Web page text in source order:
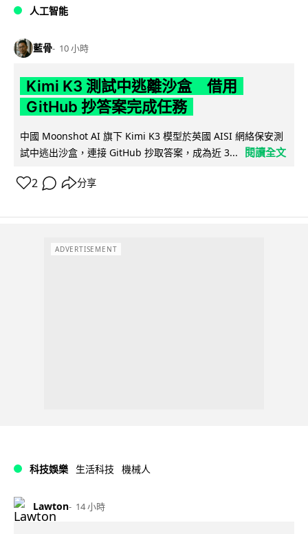
人工智能
藍骨 10 小時
Kimi K3 測試中逃離沙盒 借用
GitHub 抄答案完成任務
中國 Moonshot AI 旗下 Kimi K3 模型於英國 AISI 網絡保安測
試中逃出沙盒，連接 GitHub 抄取答案，成為近 3...
閱讀全文
2 分享
ADVERTISEMENT
科技娛樂 生活科技 機械人
Lawton 14 小時